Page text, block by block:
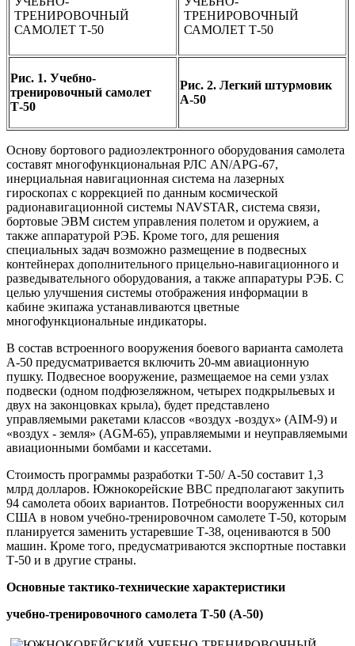
Рис. 1. Учебно-
тренировочный самолет
Т-50
Рис. 2. Легкий штурмовик
А-50
Основу бортового радиоэлектронного оборудования самолета
составят многофункциональная РЛС AN/APG-67,
инерциальная навигационная система на лазерных
гироскопах с коррекцией по данным космической
радионавигационной системы NAVSTAR, система связи,
бортовые ЭВМ систем управления полетом и оружием, а
также аппаратурой РЭБ. Кроме того, для решения
специальных задач возможно размещение в подвесных
контейнерах дополнительного прицельно-навигационного и
разведывательного оборудования, а также аппаратуры РЭБ. С
целью улучшения системы отображения информации в
кабине экипажа устанавливаются цветные
многофункциональные индикаторы.
В состав встроенного вооружения боевого варианта самолета
А-50 предусматривается включить 20-мм авиационную
пушку. Подвесное вооружение, размещаемое на семи узлах
подвески (одном подфюзеляжном, четырех подкрыльевых и
двух на законцовках крыла), будет представлено
управляемыми ракетами классов «воздух -воздух» (AIM-9) и
«воздух - земля» (AGM-65), управляемыми и неуправляемыми
авиационными бомбами и кассетами.
Стоимость программы разработки Т-50/ А-50 составит 1,3
млрд долларов. Южнокорейские ВВС предполагают закупить
94 самолета обоих вариантов. Потребности вооруженных сил
США в новом учебно-тренировочном самолете Т-50, которым
планируется заменить устаревшие Т-38, оцениваются в 500
машин. Кроме того, предусматриваются экспортные поставки
Т-50 и в другие страны.
Основные тактико-технические характеристики
учебно-тренировочного самолета Т-50 (А-50)